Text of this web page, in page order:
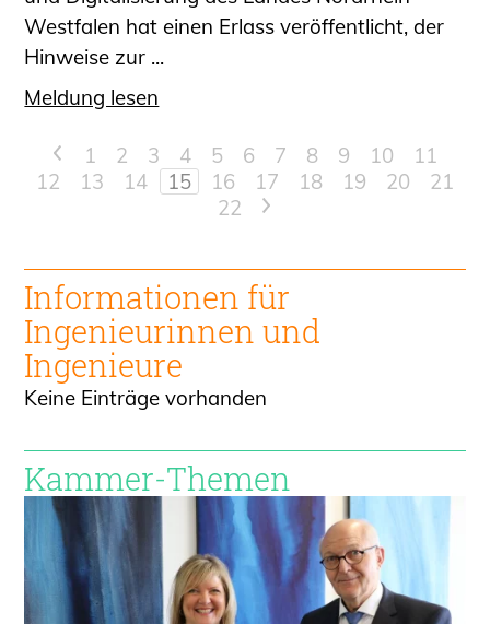
Westfalen hat einen Erlass veröffentlicht, der
Hinweise zur ...
Meldung lesen
< 1 2 3 4 5 6 7 8 9 10
11
12
13 14 15 16 17 18 19 20
21
22
>
Informationen für
Ingenieurinnen und
Ingenieure
Keine Einträge vorhanden
Kammer-Themen